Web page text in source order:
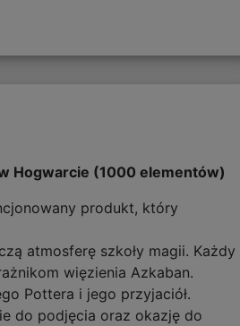
Hogwarcie (1000 elementów)
produkt, który
atmosferę szkoły magii. Każdy
więzienia Azkaban.
Pottera i jego przyjaciół.
do podjęcia oraz okazję do